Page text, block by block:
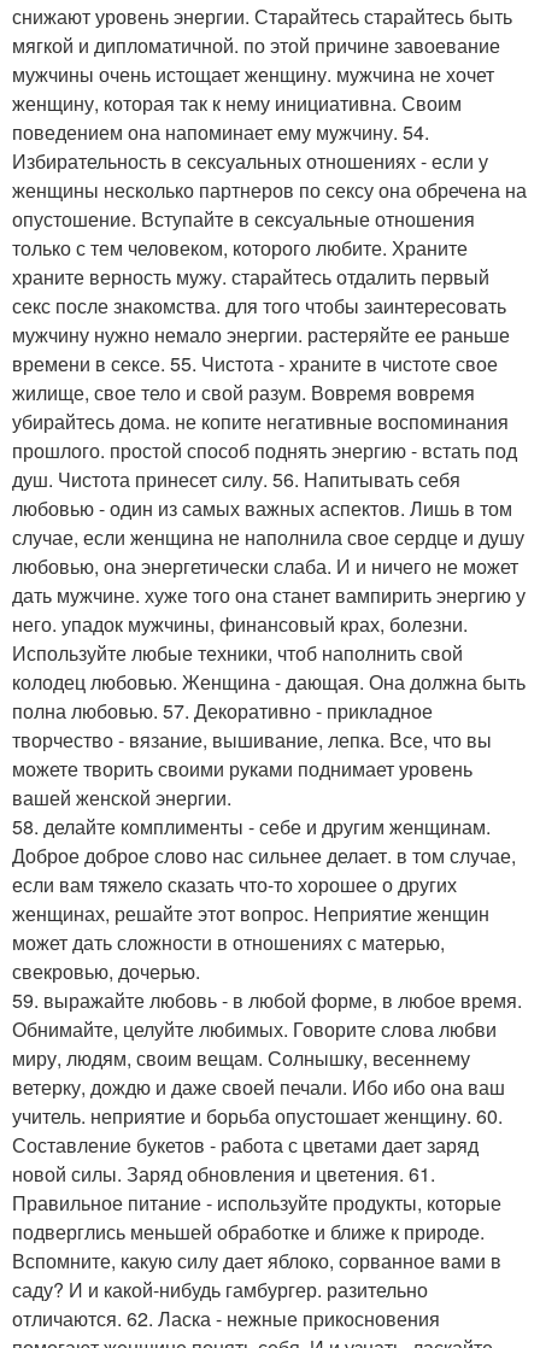
снижают уровень энергии. Старайтесь старайтесь быть
мягкой и дипломатичной. по этой причине завоевание
мужчины очень истощает женщину. мужчина не хочет
женщину, которая так к нему инициативна. Своим
поведением она напоминает ему мужчину. 54.
Избирательность в сексуальных отношениях - если у
женщины несколько партнеров по сексу она обречена на
опустошение. Вступайте в сексуальные отношения
только с тем человеком, которого любите. Храните
храните верность мужу. старайтесь отдалить первый
секс после знакомства. для того чтобы заинтересовать
мужчину нужно немало энергии. растеряйте ее раньше
времени в сексе. 55. Чистота - храните в чистоте свое
жилище, свое тело и свой разум. Вовремя вовремя
убирайтесь дома. не копите негативные воспоминания
прошлого. простой способ поднять энергию - встать под
душ. Чистота принесет силу. 56. Напитывать себя
любовью - один из самых важных аспектов. Лишь в том
случае, если женщина не наполнила свое сердце и душу
любовью, она энергетически слаба. И и ничего не может
дать мужчине. хуже того она станет вампирить энергию у
него. упадок мужчины, финансовый крах, болезни.
Используйте любые техники, чтоб наполнить свой
колодец любовью. Женщина - дающая. Она должна быть
полна любовью. 57. Декоративно - прикладное
творчество - вязание, вышивание, лепка. Все, что вы
можете творить своими руками поднимает уровень
вашей женской энергии.
58. делайте комплименты - себе и другим женщинам.
Доброе доброе слово нас сильнее делает. в том случае,
если вам тяжело сказать что-то хорошее о других
женщинах, решайте этот вопрос. Неприятие женщин
может дать сложности в отношениях с матерью,
свекровью, дочерью.
59. выражайте любовь - в любой форме, в любое время.
Обнимайте, целуйте любимых. Говорите слова любви
миру, людям, своим вещам. Солнышку, весеннему
ветерку, дождю и даже своей печали. Ибо ибо она ваш
учитель. неприятие и борьба опустошает женщину. 60.
Составление букетов - работа с цветами дает заряд
новой силы. Заряд обновления и цветения. 61.
Правильное питание - используйте продукты, которые
подверглись меньшей обработке и ближе к природе.
Вспомните, какую силу дает яблоко, сорванное вами в
саду? И и какой-нибудь гамбургер. разительно
отличаются. 62. Ласка - нежные прикосновения